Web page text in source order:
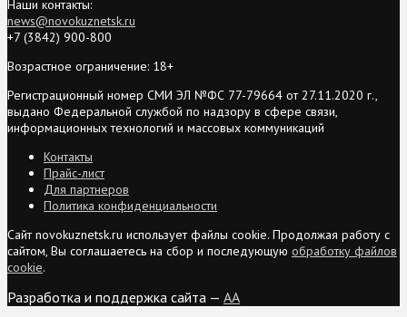
Наши контакты:
news@novokuznetsk.ru
+7 (3842) 900-800
Возрастное ограничение: 18+
Регистрационный номер СМИ ЭЛ №ФС 77-79664 от 27.11.2020 г.,
выдано Федеральной службой по надзору в сфере связи,
информационных технологий и массовых коммуникаций
Контакты
Прайс-лист
Для партнеров
Политика конфиденциальности
Сайт novokuznetsk.ru использует файлы cookie. Продолжая работу с
сайтом, Вы соглашаетесь на сбор и последующую обработку файлов
cookie.
Разработка и поддержка сайта — AA